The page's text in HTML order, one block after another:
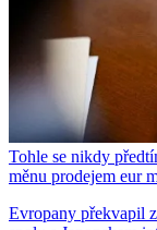
Tohle se nikdy
měnu prodejem eur
Evropany překvapil